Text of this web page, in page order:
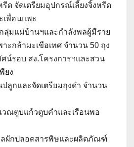
รีด จัดเตรียมอุปกรณ์เลี้ยงจิ้งหรีด
เพื่อนแพะ
ลุ่มแม่บ้านฯและกำลังพลผู้มีราย
ะกล้ามะเขือเทศ จำนวน 50 ถุง
น์รอบ สง.โครงการฯและสวน
ยง
ลูกและจัดเตรียมถุงดำ จำนวน
วณตูบแก้วตูบคำและเรือนพอ
ลผักปลอดสารพิษและผลิตภัณฑ์